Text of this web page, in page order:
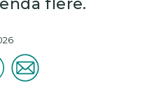
flere.
E-
post